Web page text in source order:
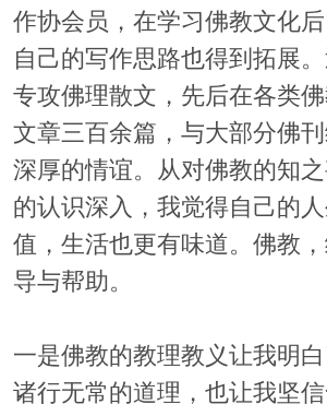
作协会员，在学习佛教文化
自己的写作思路也得到拓展
专攻佛理散文，先后在各类
文章三百余篇，与大部分佛
深厚的情谊。从对佛教的知
的认识深入，我觉得自己的
值，生活也更有味道。佛教
导与帮助。
一是佛教的教理教义让我明白
诸行无常的道理，也让我坚